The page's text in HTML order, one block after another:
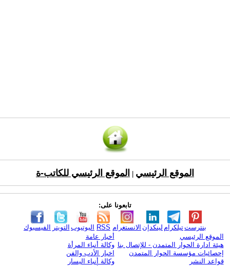
الموقع الرئيسي الموقع الرئيسي للكاتب-ة
تابعونا على:
الفيسبوك التويتر اليوتيوب RSS الانستغرام لينكدإن تيلكرامبنترست
الموقع الرئيسي
هيئة ادارة الحوار المتمدن - للإتصال بنا
إحصائيات مؤسسة الحوار المتمدن
قواعد النشر
أخبار عامة
وكالة أنباء المرأة
اخبار الأدب والفن
وكالة أنباء اليسار